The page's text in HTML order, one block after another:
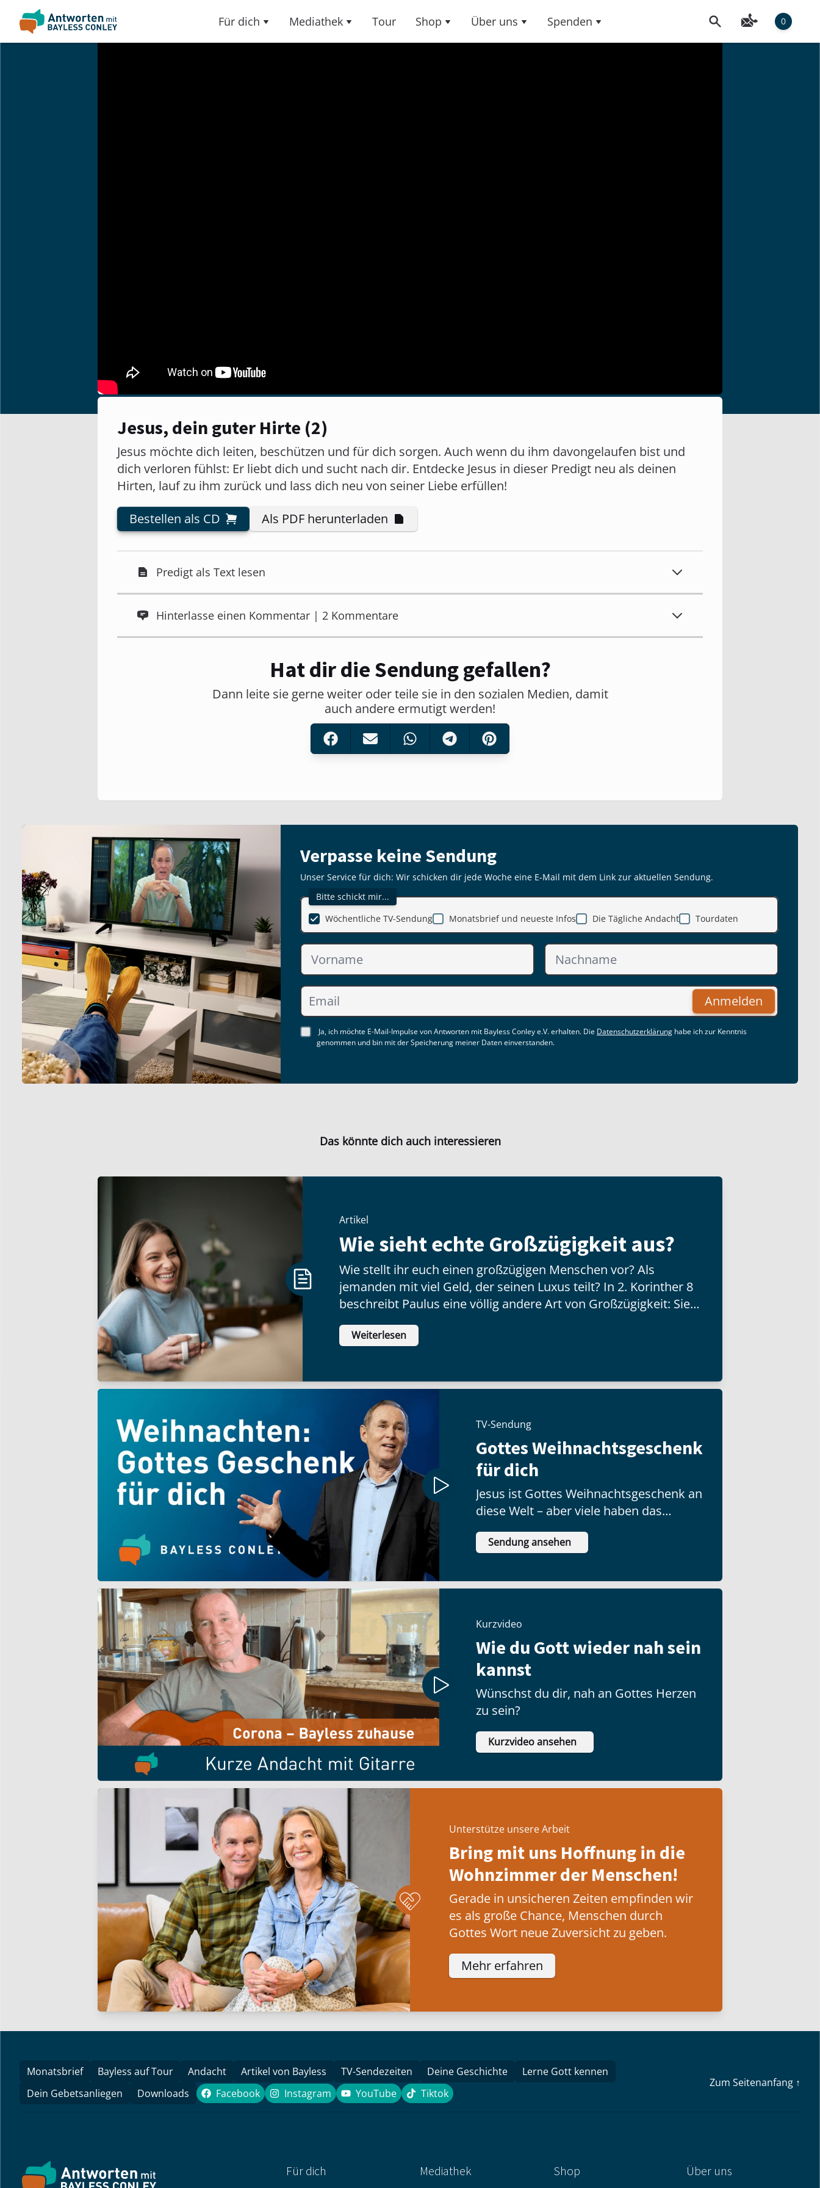
Für dich Mediathek Tour Shop Über uns Spenden 0
Jesus, dein guter Hirte (2)
Jesus möchte dich leiten, beschützen und für dich sorgen. Auch wenn du ihm davongelaufen bist und
dich verloren fühlst: Er liebt dich und sucht nach dir. Entdecke Jesus in dieser Predigt neu als deinen
Hirten, lauf zu ihm zurück und lass dich neu von seiner Liebe erfüllen!
Bestellen als CD
Als PDF herunterladen
Predigt als Text lesen
Hinterlasse einen Kommentar | 2 Kommentare
Hat dir die Sendung gefallen?
Dann leite sie gerne weiter oder teile sie in den sozialen Medien, damit
auch andere ermutigt werden!
Verpasse keine Sendung
Unser Service für dich: Wir schicken dir jede Woche eine E-Mail mit dem Link zur aktuellen Sendung.
Bitte schickt mir...
Monatsbrief und neueste Infos
Die Tägliche Andacht
Wöchentliche TV-Sendung Tourdaten
Anmelden
Ja, ich möchte E-Mail-Impulse von Antworten mit Bayless Conley e.V. erhalten. Die Datenschutzerklärung habe ich zur Kenntnis
genommen und bin mit der Speicherung meiner Daten einverstanden.
Das könnte dich auch interessieren
Artikel
Wie sieht echte Großzügigkeit aus?
Wie stellt ihr euch einen großzügigen Menschen vor? Als
jemanden mit viel Geld, der seinen Luxus teilt? In 2. Korinther 8
beschreibt Paulus eine völlig andere Art von Großzügigkeit: Sie
hat wenig zu tun mit dem, was jemand besitzt, sondern mit der
inneren Haltung:
Weiterlesen
TV-Sendung
Gottes Weihnachtsgeschenk
für dich
Jesus ist Gottes Weihnachtsgeschenk an
diese Welt – aber viele haben das
Geschenk noch nicht ausgepackt!
Sendung ansehen
Kurzvideo
Wie du Gott wieder nah sein
kannst
Wünschst du dir, nah an Gottes Herzen
zu sein?
Kurzvideo ansehen
Unterstütze unsere Arbeit
Bring mit uns Hoffnung in die
Wohnzimmer der Menschen!
Gerade in unsicheren Zeiten empfinden wir
es als große Chance, Menschen durch
Gottes Wort neue Zuversicht zu geben.
Mehr erfahren
Monatsbrief Bayless auf Tour Andacht Artikel von Bayless TV-Sendezeiten Deine Geschichte
Lerne Gott kennen
Dein Gebetsanliegen
Downloads Facebook
Facebook Instagram
Instagram YouTube
YouTube Tiktok
Tiktok
Zum Seitenanfang ↑
Für dich Mediathek Shop Über uns